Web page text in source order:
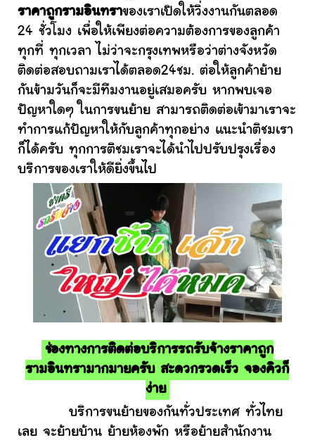
ราคาถูกรามอินทราของเราเปิดให้วิ่งงานกันตลอด
24 ชั่วโมง เพื่อให้เพียงต่อความต้องการของลูกค้า
ทุกที่ ทุกเวลา ไม่ว่าจะกรุงเทพหรือว่าต่างจังหวัด
ติดต่อสอบถามเราได้ตลอด24ชม. ต่อให้ลูกค้าย้าย
กันข้ามวันก็จะมีทีมงานอยู่เสมอครับ หากพบเจอ
ปัญหาใดๆ ในการขนย้าย สามารถติดต่อเข้ามาเราจะ
ทำการแก้ปัญหาให้กับลูกค้าทุกอย่าง แนะนำติชมเรา
ก็ได้ครับ ทุกการติชมเราจะได้นำไปปรับปรุงเรื่อง
บริการของเราให้ดียิ่งขึ้นไป
ช่องทางการติดต่อบริการรถรับจ้างราคาถูก
รามอินทรามากมายครับ สะดวกรวดเร็ว จองคิวก็
ง่าย
บริการขนย้ายของกันทั่วประเทศ ทั่วไทย
เลย จะย้ายบ้าน ย้ายห้องพัก หรือย้ายสำนักงาน